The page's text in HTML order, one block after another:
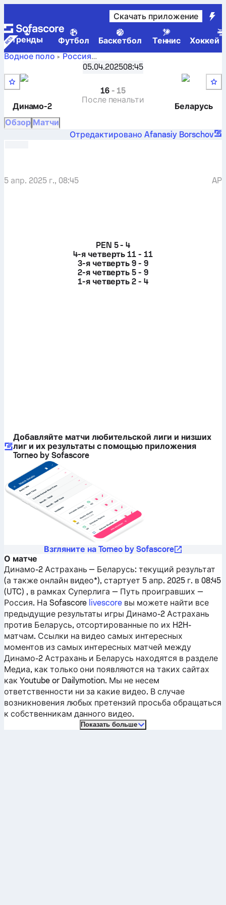
Скачать приложение
Tренды Футбол Баскетбол Теннис
Хоккей
Водное поло
Россия
Суперлига — Путь проигравших,
Динамо-2 Астрахань
05.04.202508:45
Динамо-2
16- 15
После пенальти
Беларусь
Обзор Матчи
Отредактировано Afanasiy Borschov
5 апр. 2025 г., 08:45 AP
PEN 5 - 4
4-я четверть 11 - 11
3-я четверть 9 - 9
2-я четверть 5 - 9
1-я четверть 2 - 4
Добавляйте матчи любительской лиги и низших
лиг и их результаты с помощью приложения
Torneo by Sofascore
Взгляните на Torneo by Sofascore
О матче
Динамо-2 Астрахань — Беларусь: текущий результат
(а также онлайн видео*), стартует 5 апр. 2025 г. в 08:45
(UTC) , в рамках Суперлига — Путь проигравших —
Россия. На Sofascore livescore вы можете найти все
предыдущие результаты игрыДинамо-2 Астрахань
против Беларусь, отсортированные по их H2H-
матчам. Ссылки на видео самых интересных
моментов из самых интересных матчей между
Динамо-2 Астрахань и Беларусь находятся в разделе
Медиа, как только они появляются на таких сайтах
как Youtube or Dailymotion. Мы не несем
ответственности ни за какие видео. В случае
возникновения любых претензий просьба обращаться
к собственникам данного видео.
Показать больше